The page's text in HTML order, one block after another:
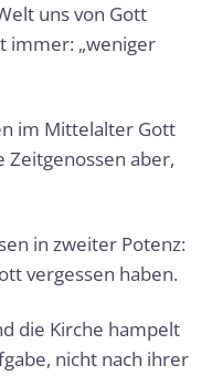
uns von Gott
immer: „weniger
im Mittelalter Gott
Zeitgenossen aber,
in zweiter Potenz:
vergessen haben.
die Kirche ham­pelt
nicht nach ihrer